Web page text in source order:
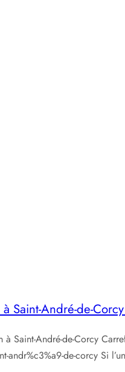
Saint-André-de-
Saint-André-de-Corcy
andr%c3%a9-de-corcy Si